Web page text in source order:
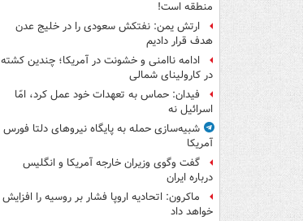
منطقه است!
ارتش یمن: نفتکش سعودی را در خلیج عدن
هدف قرار دادیم
ادامه ناامنی و خشونت در آمریکا؛ چندین کشته
در کارولینای شمالی
فیدان: حماس به تعهدات خود عمل کرد، امّا
اسرائیل نه
شبیه‌سازی حمله به پایگاه نیروهای دلتا فورس
آمریکا
گفت وگوی وزیران خارجه آمریکا و انگلیس
درباره ایران
ماکرون: اتحادیه اروپا فشار بر روسیه را افزایش
خواهد داد